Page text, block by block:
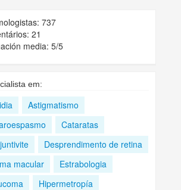
737
21
media: 5/5
em:
Astigmatismo
Cataratas
Desprendimento de retina
macular
Estrabologia
Hipermetropía